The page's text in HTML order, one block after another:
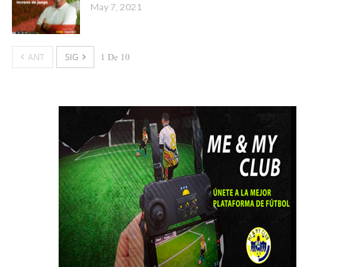
May 7, 2021
ANT SIG 1 De 10